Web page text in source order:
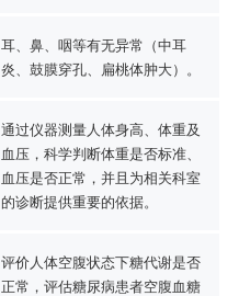
耳、鼻、咽等有无异常（中耳
炎、鼓膜穿孔、扁桃体肿大）。
通过仪器测量人体身高、体重及
血压，科学判断体重是否标准、
血压是否正常，并且为相关科室
的诊断提供重要的依据。
评价人体空腹状态下糖代谢是否
正常，评估糖尿病患者空腹血糖